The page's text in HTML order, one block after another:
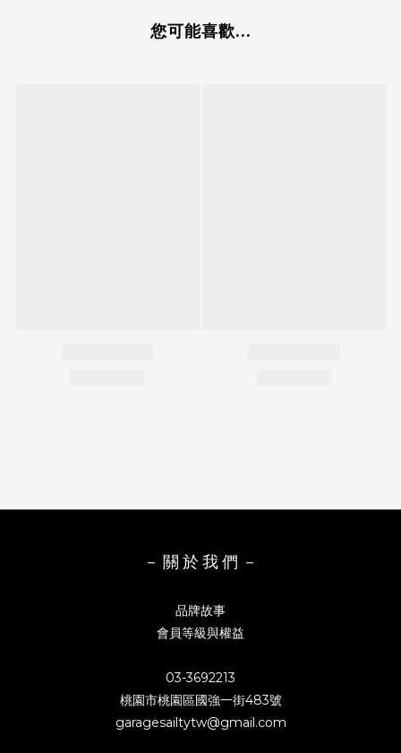
您可能喜歡...
－ 關 於 我 們 －
品牌故事
會員等級與權益
03-3692213
桃園市桃園區國強一街483號
garagesailtytw@gmail.com